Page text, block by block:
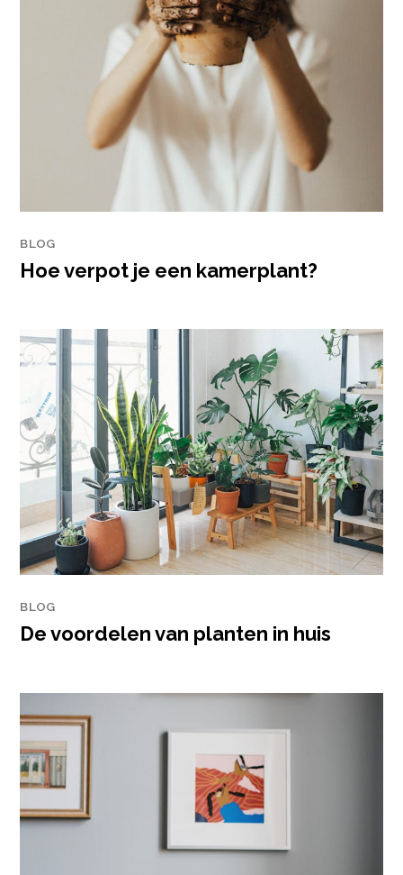
BLOG
Hoe verpot je een kamerplant?
BLOG
De voordelen van planten in huis